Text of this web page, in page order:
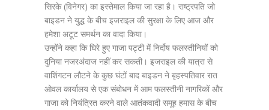
सिरके (विनेगर) का इस्तेमाल किया जा रहा है। राष्ट्रपति जो
बाइडन ने युद्ध के बीच इजराइल की सुरक्षा के लिए आज और
हमेशा अटूट समर्थन का वादा किया।
उन्होंने कहा कि घिरे हुए गाजा पट्टी में निर्दोष फलस्तीनियों को
दुनिया नजरअंदाज नहीं कर सकती। इजराइल की यात्रा से
वाशिंगटन लौटने के कुछ घंटों बाद बाइडन ने बृहस्पतिवार रात
ओवल कार्यालय से एक संबोधन में आम फलस्तीनी नागरिकों और
गाजा को नियंत्रित करने वाले आतंकवादी समूह हमास के बीच